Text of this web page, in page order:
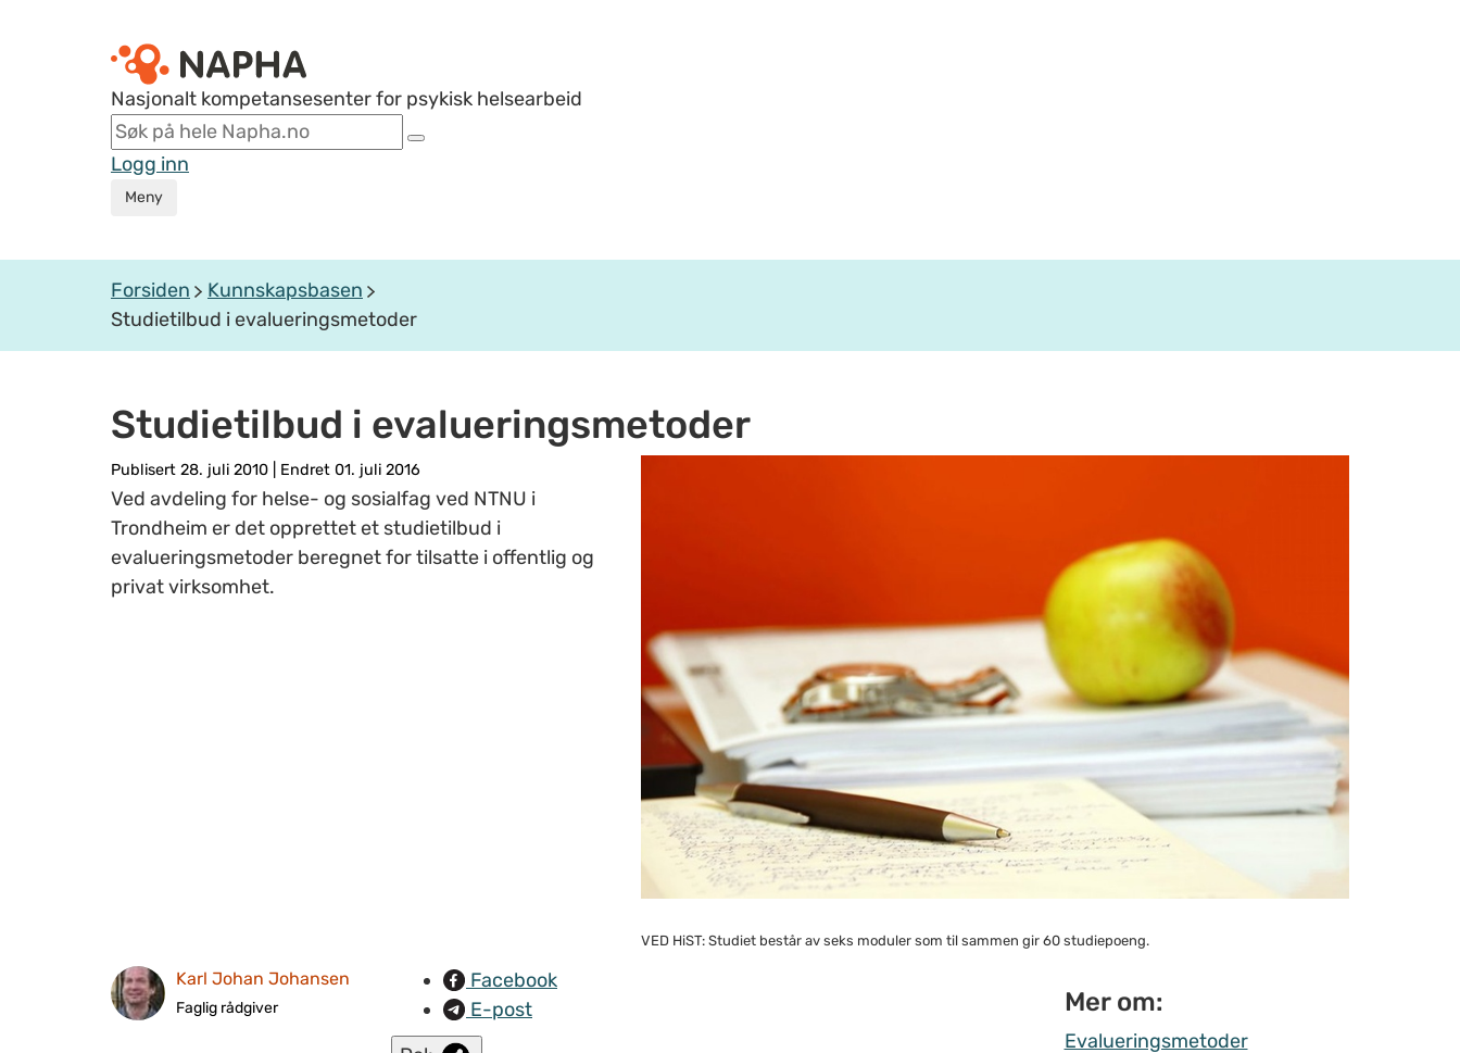
Nasjonalt kompetansesenter for psykisk helsearbeid
Logg inn
Meny
Forsiden
Kunnskapsbasen
Studietilbud i evalueringsmetoder
Studietilbud i evalueringsmetoder
Publisert 28. juli 2010 Endret 01. juli 2016
Ved avdeling for helse- og sosialfag ved NTNU i
Trondheim er det opprettet et studietilbud i
evalueringsmetoder beregnet for tilsatte i offentlig og
privat virksomhet.
VED HiST: Studiet består av seks moduler som til sammen gir 60 studiepoeng.
Karl Johan Johansen
Faglig rådgiver
Facebook
E-post
Mer om:
Evalueringsmetoder